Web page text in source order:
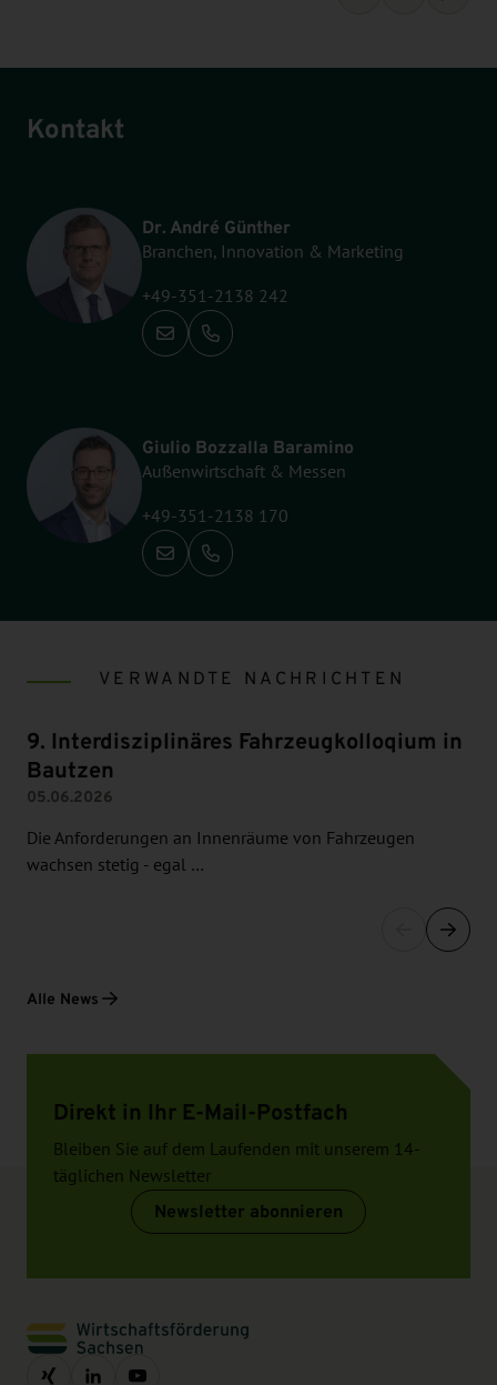
Kontakt
Dr. André Günther
Branchen, Innovation & Marketing
+49-351-2138 242
Anrufen: +49-351-2138 242
Giulio Bozzalla Baramino
Außenwirtschaft & Messen
+49-351-2138 170
Anrufen: +49-351-2138 170
VERWANDTE NACHRICHTEN
9. Interdisziplinäres Fahrzeugkolloqium in
Bautzen
05.06.2026
Die Anforderungen an Innenräume von Fahrzeugen
wachsen stetig - egal …
Alle News
Direkt in Ihr E-Mail-Postfach
Bleiben Sie auf dem Laufenden mit unserem 14-
täglichen Newsletter
Newsletter abonnieren